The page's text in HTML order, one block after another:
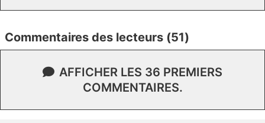
Commentaires des lecteurs (51)
AFFICHER LES 36 PREMIERS
COMMENTAIRES.